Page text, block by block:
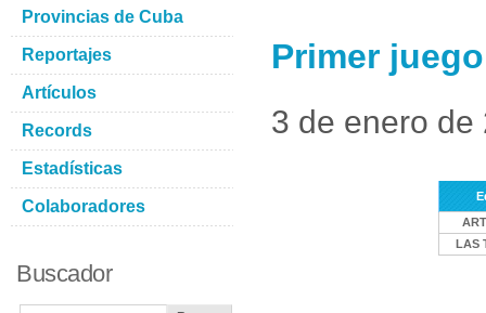
Primer
3 de enero de
LAS
Provincias de Cuba
Reportajes
Artículos
Records
Estadísticas
Colaboradores
Buscador